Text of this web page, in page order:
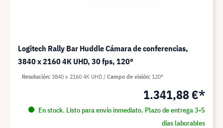
Logitech Rally Bar Huddle Cámara de conferencias,
3840 x 2160 4K UHD, 30 fps, 120°
1.341,88 €*
En stock. Listo para envío inmediato. Plazo de entrega 3-5
días laborables
Resolución 3840 x 2160 4K UHD Campo de visión 120°